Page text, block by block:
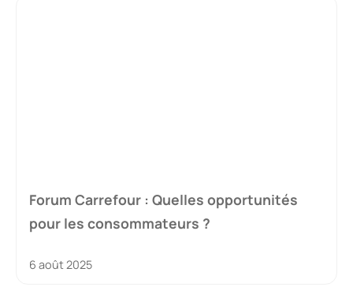
Forum Carrefour : Quelles opportunités
pour les consommateurs ?
6 août 2025